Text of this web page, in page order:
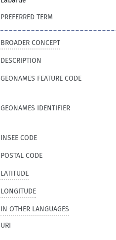
PREFERRED TERM
BROADER CONCEPT
DESCRIPTION
GEONAMES FEATURE CODE
GEONAMES IDENTIFIER
INSEE CODE
POSTAL CODE
LATITUDE
LONGITUDE
IN OTHER LANGUAGES
URI